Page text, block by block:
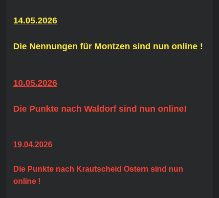
14.05.2026
Die Nennungen für Montzen sind nun online !
10.05.2026
Die Punkte nach Waldorf sind nun online!
19.04.2026
Die Punkte nach Krautscheid Ostern sind nun
online !